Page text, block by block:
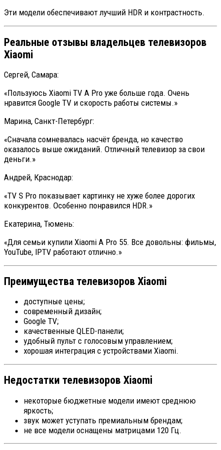
Эти модели обеспечивают лучший HDR и контрастность.
Реальные отзывы владельцев телевизоров
Xiaomi
Сергей, Самара:
«Пользуюсь Xiaomi TV A Pro уже больше года. Очень
нравится Google TV и скорость работы системы.»
Марина, Санкт-Петербург:
«Сначала сомневалась насчёт бренда, но качество
оказалось выше ожиданий. Отличный телевизор за свои
деньги.»
Андрей, Краснодар:
«TV S Pro показывает картинку не хуже более дорогих
конкурентов. Особенно понравился HDR.»
Екатерина, Тюмень:
«Для семьи купили Xiaomi A Pro 55. Все довольны: фильмы,
YouTube, IPTV работают отлично.»
Преимущества телевизоров Xiaomi
доступные цены;
современный дизайн;
Google TV;
качественные QLED-панели;
удобный пульт с голосовым управлением;
хорошая интеграция с устройствами Xiaomi.
Недостатки телевизоров Xiaomi
некоторые бюджетные модели имеют среднюю
яркость;
звук может уступать премиальным брендам;
не все модели оснащены матрицами 120 Гц.